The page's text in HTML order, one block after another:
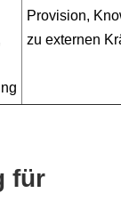
Provision,
zu externen
für